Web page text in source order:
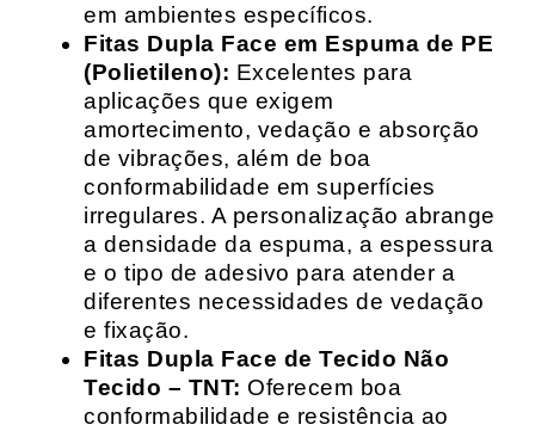
em ambientes específicos.
Fitas Dupla Face em Espuma de PE
(Polietileno): Excelentes para
aplicações que exigem
amortecimento, vedação e absorção
de vibrações, além de boa
conformabilidade em superfícies
irregulares. A personalização abrange
a densidade da espuma, a espessura
e o tipo de adesivo para atender a
diferentes necessidades de vedação
e fixação.
Fitas Dupla Face de Tecido Não
Tecido – TNT: Oferecem boa
conformabilidade e resistência ao